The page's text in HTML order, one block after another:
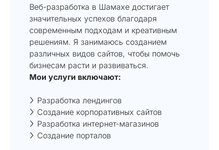
Веб-разработка в Шамахе достигает
значительных успехов благодаря
современным подходам и креативным
решениям. Я занимаюсь созданием
различных видов сайтов, чтобы помочь
бизнесам расти и развиваться.
Мои услуги включают:
Разработка лендингов
Создание корпоративных сайтов
Разработка интернет-магазинов
Создание порталов